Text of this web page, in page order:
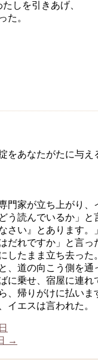
しを引きあげ、
た。
をあなたがたに与
門家が立ち上がり
う読んでいるか」と
さい』とあります。」
だれですか」と言っ
したまま立ち去った。
、道の向こう側を通
に乗せ、宿屋に連れ
、帰りがけに払いま
イエスは言われた。
→